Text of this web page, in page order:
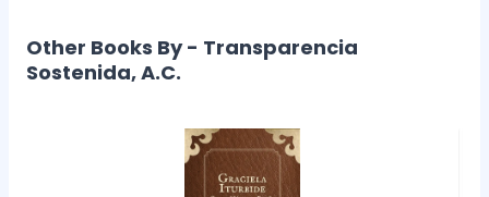
Other Books By - Transparencia
Sostenida, A.C.